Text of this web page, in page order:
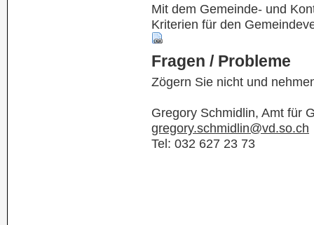
Mit dem Gemeinde- und
Kriterien für den
Fragen / Probleme
Zögern Sie nicht und
Gregory Schmidlin, Amt für
gregory.schmidlin@vd.so.ch
Tel: 032 627 23 73